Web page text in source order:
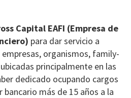
Capital EAFI (Empresa de
para dar servicio a
organismos, family-
principalmente en las
dedicado ocupando cargos
más de 15 años a la